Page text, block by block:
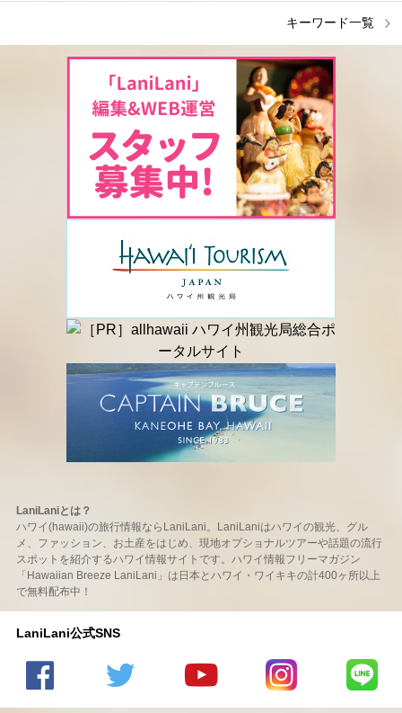
キーワード一覧
LaniLaniとは？
ハワイ(hawaii)の旅行情報ならLaniLani。LaniLaniはハワイの観光、グル
メ、ファッション、お土産をはじめ、現地オプショナルツアーや話題の流行
スポットを紹介するハワイ情報サイトです。ハワイ情報フリーマガジン
「Hawaiian Breeze LaniLani」は日本とハワイ・ワイキキの計400ヶ所以上
で無料配布中！
LaniLani公式SNS
LaniLani LaniLani